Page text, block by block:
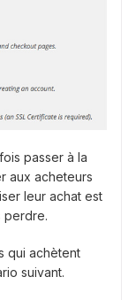
passer à la
aux acheteurs
leur achat est
perdre.
qui achètent
suivant.